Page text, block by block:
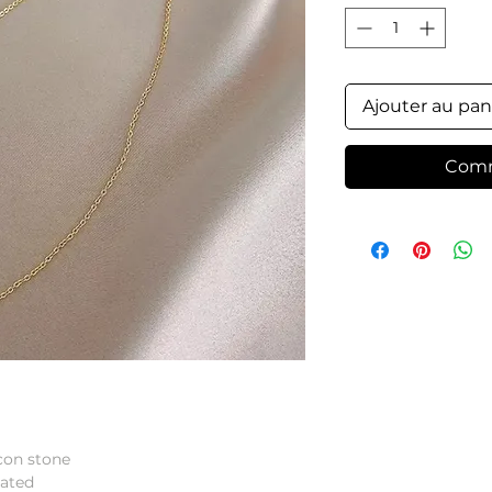
stone
Ajouter au